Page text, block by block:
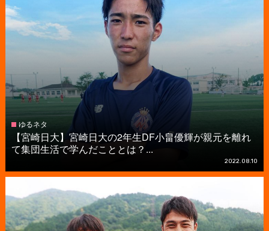
ゆるネタ
【宮崎日大】宮崎日大の2年生DF小畠優輝が親元を離れ
て集団生活で学んだこととは？...
2022.08.10